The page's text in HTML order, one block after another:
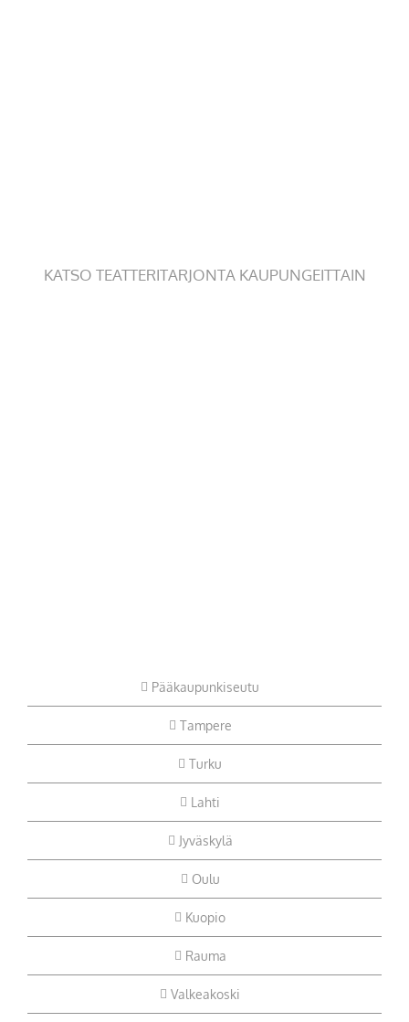
KATSO TEATTERITARJONTA KAUPUNGEITTAIN
Pääkaupunkiseutu
Tampere
Turku
Lahti
Jyväskylä
Oulu
Kuopio
Rauma
Valkeakoski